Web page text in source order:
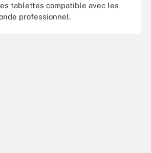
tablettes compatible avec les
professionnel.